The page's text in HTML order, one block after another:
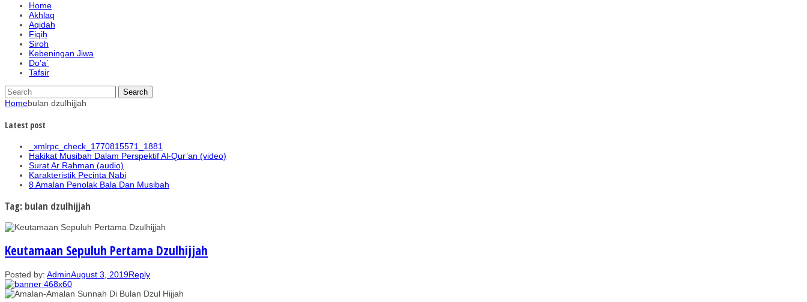
Home
Akhlaq
Aqidah
Fiqih
Siroh
Kebeningan Jiwa
Do’a`
Tafsir
Homebulan dzulhijjah
Latest post
_xmlrpc_check_1770815571_1881
Hakikat Musibah Dalam Perspektif Al-Qur’an (video)
Surat Ar Rahman (audio)
Karakteristik Pecinta Nabi
8 Amalan Penolak Bala Dan Musibah
Tag: bulan dzulhijjah
Keutamaan Sepuluh Pertama Dzulhijjah
Posted by: AdminAugust 3, 2019Reply